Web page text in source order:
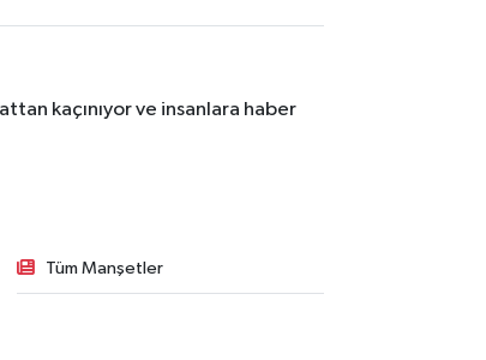
kaçınıyor ve insanlara haber
Tüm Manşetler